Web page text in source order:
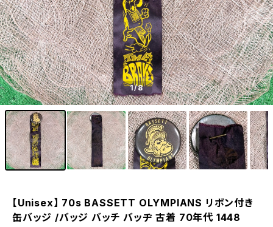
1/8
【Unisex】 70s BASSETT OLYMPIANS リボン付き
缶バッジ /バッジ バッチ バッヂ 古着 70年代 1448